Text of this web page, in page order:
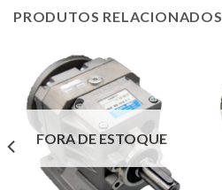
PRODUTOS RELACIONADOS
FORA DE ESTOQUE